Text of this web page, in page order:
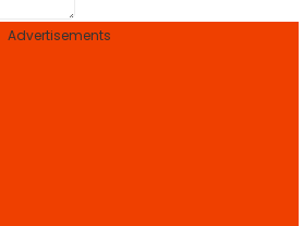
Advertisements